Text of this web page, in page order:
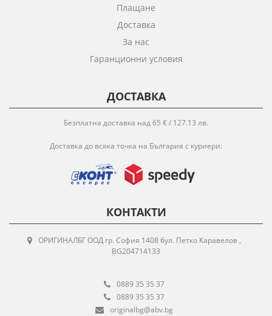
Плащане
Доставка
За нас
Гаранционни условия
ДОСТАВКА
Безплатна доставка над 65 € / 127.13 лв.
Доставка до всяка точка на България с куриери:
КОНТАКТИ
ОРИГИНАЛБГ ООД гр. София 1408 бул. Петко Каравелов ,
BG204714133
0889 35 35 37
0889 35 35 37
originalbg@abv.bg